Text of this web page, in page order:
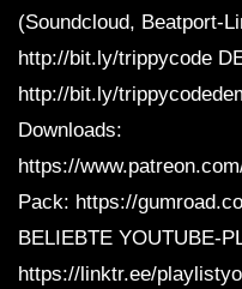
(Soundcloud, Beatport-
http://bit.ly/trippycode
http://bit.ly/
Downloads:
https://
Pack: https://
BELIEBTE YOUTUBE-
https://linktr.ee/